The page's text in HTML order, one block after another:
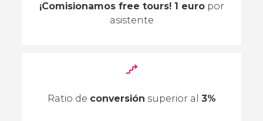
¡Comisionamos free tours! 1 europor
asistente
Ratio de conversión superior al 3%